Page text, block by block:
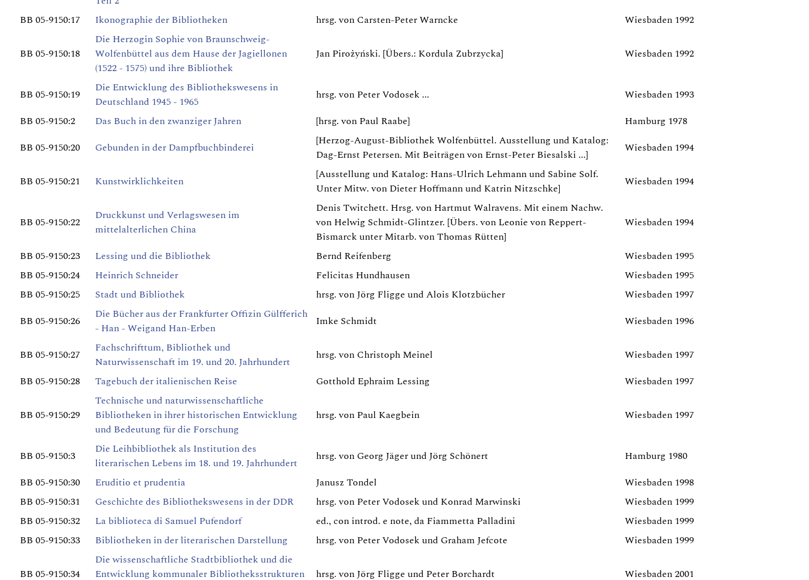
BB 05-9150:17
Ikonographie der Bibliotheken hrsg. von Carsten-Peter Warncke Wiesbaden 1992
BB 05-9150:18
Die Herzogin Sophie von Braunschweig-
Wolfenbüttel aus dem Hause der Jagiellonen
(1522 - 1575) und ihre Bibliothek
Jan Pirożyński. [Übers.: Kordula Zubrzycka] Wiesbaden 1992
BB 05-9150:19
Die Entwicklung des Bibliothekswesens in
Deutschland 1945 - 1965
hrsg. von Peter Vodosek ...
Wiesbaden 1993
BB 05-9150:2
Das Buch in den zwanziger Jahren [hrsg. von Paul Raabe]
Hamburg 1978
BB 05-9150:20
Gebunden in der Dampfbuchbinderei
[Herzog-August-Bibliothek Wolfenbüttel. Ausstellung und Katalog:
Dag-Ernst Petersen. Mit Beiträgen von Ernst-Peter Biesalski ...]
Wiesbaden 1994
BB 05-9150:21 Kunstwirklichkeiten
[Ausstellung und Katalog: Hans-Ulrich Lehmann und Sabine Solf.
Unter Mitw. von Dieter Hoffmann und Katrin Nitzschke]
Wiesbaden 1994
BB 05-9150:22
Druckkunst und Verlagswesen im
mittelalterlichen China
Denis Twitchett. Hrsg. von Hartmut Walravens. Mit einem Nachw.
von Helwig Schmidt-Glintzer. [Übers. von Leonie von Reppert-
Bismarck unter Mitarb. von Thomas Rütten]
Wiesbaden 1994
BB 05-9150:23 Lessing und die Bibliothek Bernd Reifenberg
Wiesbaden 1995
BB 05-9150:24
Heinrich Schneider Felicitas Hundhausen
Wiesbaden 1995
BB 05-9150:25
Stadt und Bibliothek hrsg. von Jörg Fligge und Alois Klotzbücher
Wiesbaden 1997
BB 05-9150:26
Die Bücher aus der Frankfurter Offizin Gülfferich
- Han - Weigand Han-Erben
Imke Schmidt Wiesbaden 1996
BB 05-9150:27
Fachschrifttum, Bibliothek und
Naturwissenschaft im 19. und 20. Jahrhundert
hrsg. von Christoph Meinel
Wiesbaden 1997
BB 05-9150:28
Tagebuch der italienischen Reise Gotthold Ephraim Lessing Wiesbaden 1997
BB 05-9150:29
Technische und naturwissenschaftliche
Bibliotheken in ihrer historischen Entwicklung
und Bedeutung für die Forschung
hrsg. von Paul Kaegbein Wiesbaden 1997
BB 05-9150:3
Die Leihbibliothek als Institution des
literarischen Lebens im 18. und 19. Jahrhundert
hrsg. von Georg Jäger und Jörg Schönert
Hamburg 1980
BB 05-9150:30
Eruditio et prudentia Janusz Tondel
Wiesbaden 1998
BB 05-9150:31
Geschichte des Bibliothekswesens in der DDR hrsg. von Peter Vodosek und Konrad Marwinski
Wiesbaden 1999
BB 05-9150:32
La biblioteca di Samuel Pufendorf ed., con introd. e note, da Fiammetta Palladini
Wiesbaden 1999
BB 05-9150:33
Bibliotheken in der literarischen Darstellung hrsg. von Peter Vodosek und Graham Jefcote Wiesbaden 1999
BB 05-9150:34
Die wissenschaftliche Stadtbibliothek und die
Entwicklung kommunaler Bibliotheksstrukturen
hrsg. von Jörg Fligge und Peter Borchardt Wiesbaden 2001